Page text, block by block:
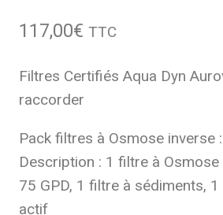
117,00€ TTC
Filtres Certifiés Aqua Dyn
raccorder
Pack filtres à Osmose inverse :
Description : 1 filtre à
75 GPD, 1 filtre à sédiments,
actif